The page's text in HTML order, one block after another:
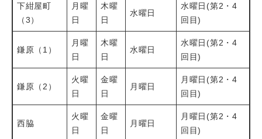
下紺屋町
（3）
月曜
日
木曜
日
水曜日
水曜日(第2・4
回目)
鎌原（1）
月曜
日
木曜
日
水曜日
水曜日(第2・4
回目)
鎌原（2）
火曜
日
金曜
日
月曜日
月曜日(第2・4
回目)
西脇
火曜
日
金曜
日
月曜日
月曜日(第2・4
回目)